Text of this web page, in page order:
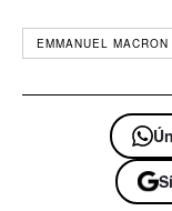
EMMANUEL MACRON